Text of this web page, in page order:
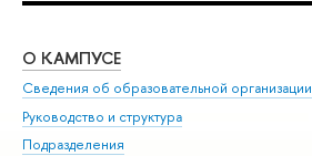
О КАМПУСЕ
Сведения об образовательной организации
Руководство и структура
Подразделения